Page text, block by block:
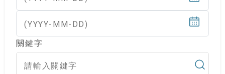
(YYYY-MM-DD)
關鍵字